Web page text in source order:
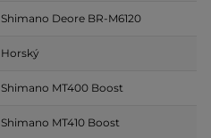
Shimano Deore BR-M6120
Horský
Shimano MT400 Boost
Shimano MT410 Boost